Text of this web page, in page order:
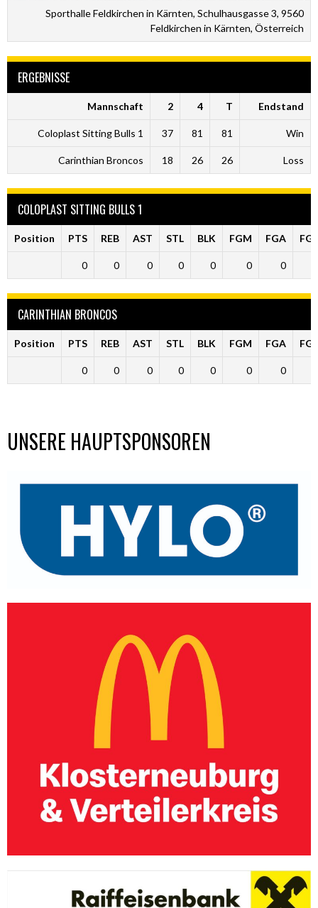
Sporthalle Feldkirchen in Kärnten, Schulhausgasse 3, 9560
Feldkirchen in Kärnten, Österreich
ERGEBNISSE
Mannschaft 2 4 T Endstand
Coloplast Sitting Bulls 1 37 81 81 Win
Carinthian Broncos 18 26 26 Loss
COLOPLAST SITTING BULLS 1
Position PTS REB AST STL BLK FGM FGA
0 0 0 0 0 0 0
CARINTHIAN BRONCOS
Position PTS REB AST STL BLK FGM FGA
0 0 0 0 0 0 0
UNSERE HAUPTSPONSOREN